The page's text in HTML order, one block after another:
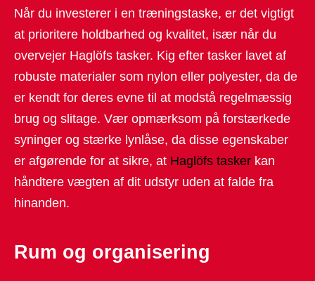
Når du investerer i en træningstaske, er det vigtigt
at prioritere holdbarhed og kvalitet, især når du
overvejer Haglöfs tasker. Kig efter tasker lavet af
robuste materialer som nylon eller polyester, da de
er kendt for deres evne til at modstå regelmæssig
brug og slitage. Vær opmærksom på forstærkede
syninger og stærke lynlåse, da disse egenskaber
er afgørende for at sikre, at Haglöfs tasker kan
håndtere vægten af dit udstyr uden at falde fra
hinanden.
Rum og organisering